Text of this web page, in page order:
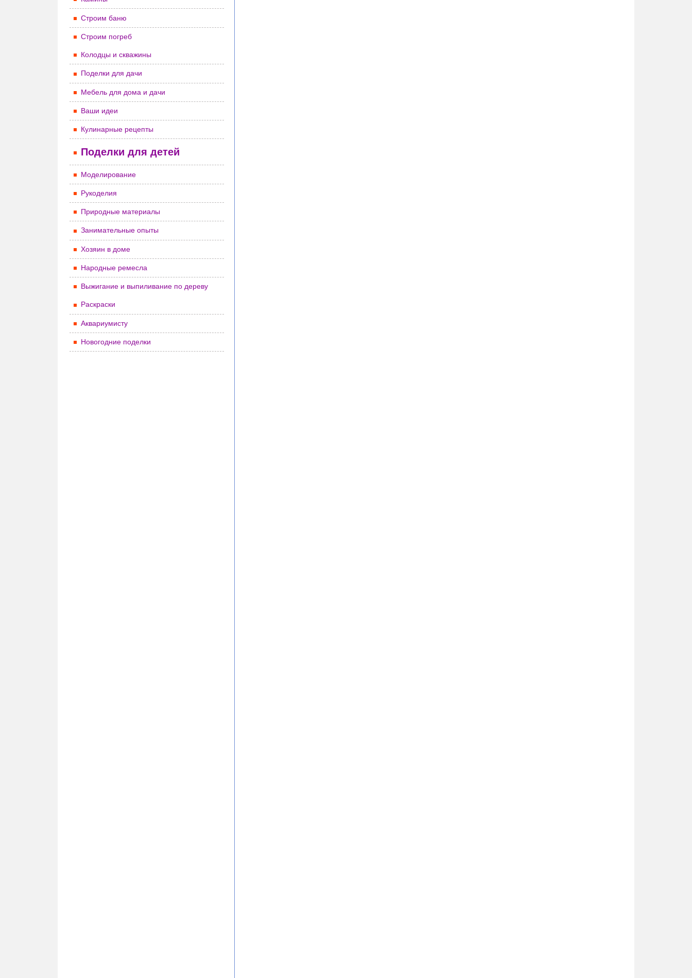
Строим баню
Строим погреб
Колодцы и скважины
Поделки для дачи
Мебель для дома и дачи
Ваши идеи
Кулинарные рецепты
Поделки для детей
Моделирование
Рукоделия
Природные материалы
Занимательные опыты
Хозяин в доме
Народные ремесла
Выжигание и выпиливание по дереву
Раскраски
Аквариумисту
Новогодние поделки